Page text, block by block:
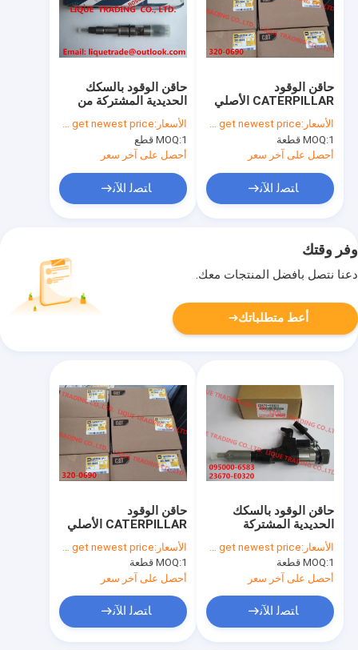
حاقن الوقود بالسكك
الحديدية المشتركة من
WEICHAI
612630090012 ،
612640090001
الأسعار:Please contact us to get newest price.
MOQ:1 قطع
أحصل على آخر سعر
ﺎﺘﺼﻟ ﺍﻶﻧ
حاقن الوقود
CATERPILLAR الأصلي
لمحرك C6.6
الأسعار:Please contact us to get newest price.
MOQ:1 قطعة
أحصل على آخر سعر
ﺎﺘﺼﻟ ﺍﻶﻧ
وفر وقتك
دعنا نتصل بأفضل المنتجات معك.
أعط متطلباتك
حاقن الوقود
CATERPILLAR الأصلي
لمحرك C6.6
الأسعار:Please contact us to get newest price.
MOQ:1 قطعة
أحصل على آخر سعر
ﺎﺘﺼﻟ ﺍﻶﻧ
حاقن الوقود بالسكك
الحديدية المشتركة
095000-6582 ،
J08E 330PS 23670-
E0320 ، 23910-1460
الأسعار:Please contact us to get newest price.
MOQ:1 قطعة
أحصل على آخر سعر
ﺎﺘﺼﻟ ﺍﻶﻧ